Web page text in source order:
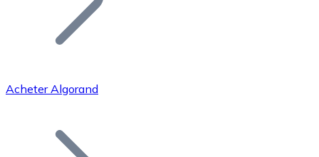
Bitcoin
Acheter Algorand